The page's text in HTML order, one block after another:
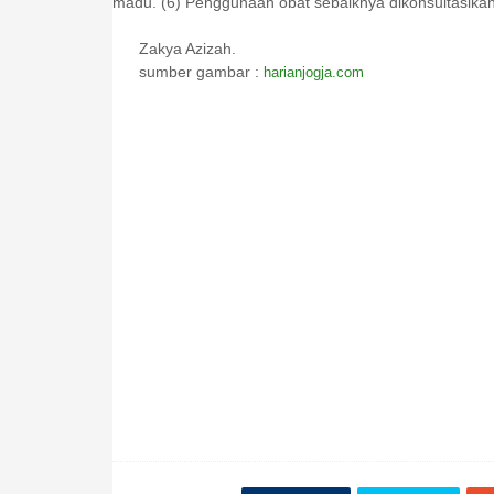
Zakya Azizah.
sumber gambar : harianjogja.com